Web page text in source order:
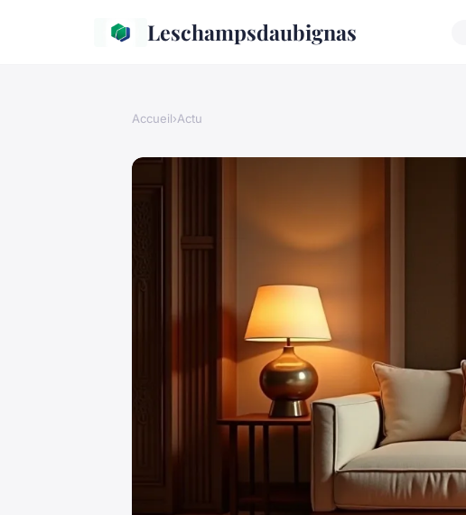
Leschampsdaubignas
Accueil›Actu